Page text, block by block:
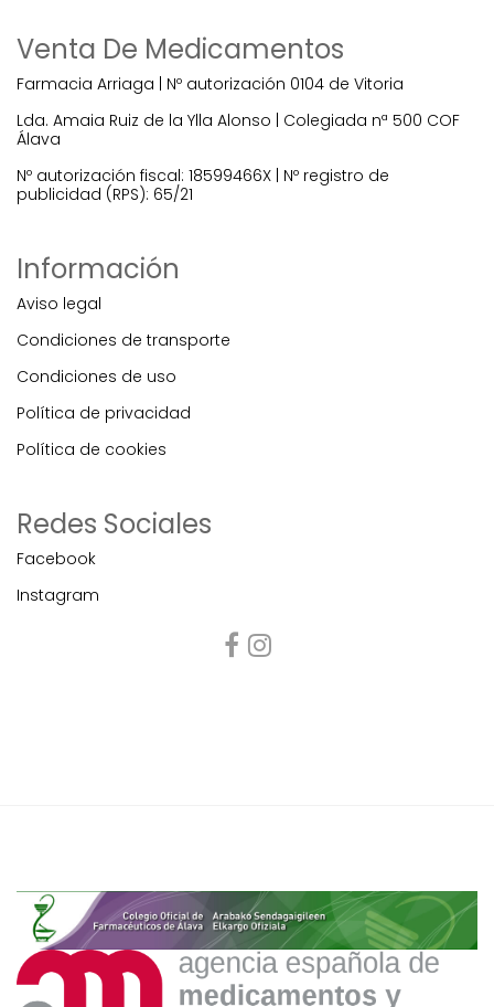
Venta De Medicamentos
Farmacia Arriaga | Nº autorización 0104 de Vitoria
Lda. Amaia Ruiz de la Ylla Alonso | Colegiada nª 500 COF
Álava
Nº autorización fiscal: 18599466X | Nº registro de
publicidad (RPS): 65/21
Información
Aviso legal
Condiciones de transporte
Condiciones de uso
Política de privacidad
Política de cookies
Redes Sociales
Facebook
Instagram